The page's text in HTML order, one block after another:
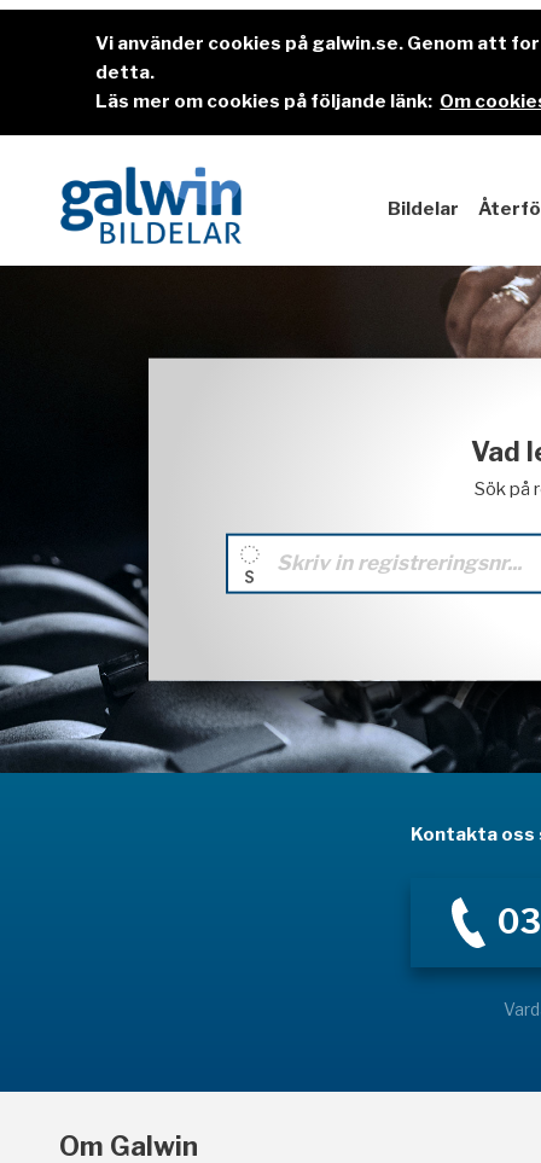
Vi använder cookies på galwin.se. Genom att
detta.
Läs mer om cookies på följande länk: Om
Bildelar
Vad
Sök på
Kontakta oss
Om Galwin